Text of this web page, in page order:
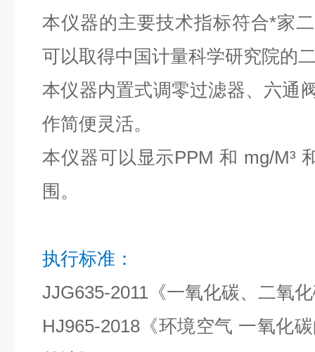
本仪器的主要技术指标符合*家
可以取得中国计量科学研究院的
本仪器内置式调零过滤器、六通
作简便灵活。
本仪器可以显示PPM 和 mg/M³
围。
执行标准：
JJG635-2011《一氧化碳、二氧
HJ965-2018《环境空气 一氧化